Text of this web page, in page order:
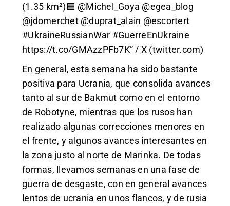
(1.35 km²)🟦 @Michel_Goya @egea_blog
@jdomerchet @duprat_alain @escortert
#UkraineRussianWar #GuerreEnUkraine
https://t.co/GMAzzPFb7K” / X (twitter.com)
En general, esta semana ha sido bastante
positiva para Ucrania, que consolida avances
tanto al sur de Bakmut como en el entorno
de Robotyne, mientras que los rusos han
realizado algunas correcciones menores en
el frente, y algunos avances interesantes en
la zona justo al norte de Marinka. De todas
formas, llevamos semanas en una fase de
guerra de desgaste, con en general avances
lentos de ucrania en unos flancos, y de rusia